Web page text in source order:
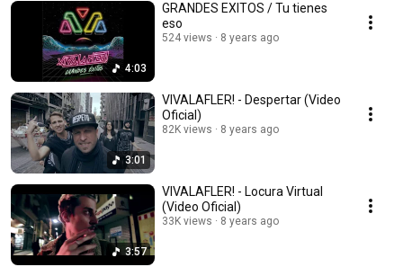
4:03
GRANDES EXITOS / Tu tienes
eso
524 views 8 years ago
3:01
VIVALAFLER! - Despertar (Video
Oficial)
82K views 8 years ago
3:57
VIVALAFLER! - Locura Virtual
(Video Oficial)
33K views 8 years ago